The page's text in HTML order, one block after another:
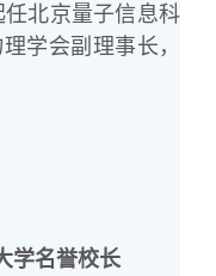
北京量子信息科
学会副理事长，
学名誉校长